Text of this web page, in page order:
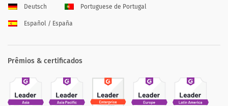
Deutsch Portuguese de Portugal
Español / España
Prêmios & certificados